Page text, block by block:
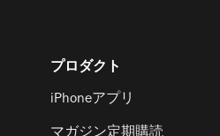
プロダクト
iPhoneアプリ